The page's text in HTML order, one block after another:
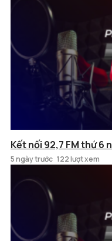
Kết nối 92,7 FM thứ 6
5 ngày trước 122 lượt xem